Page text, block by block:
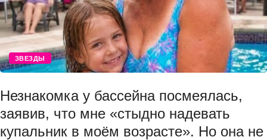
ЗВЕЗДЫ
Незнакомка у бассейна посмеялась,
заявив, что мне «стыдно надевать
купальник в моём возрасте». Но она не